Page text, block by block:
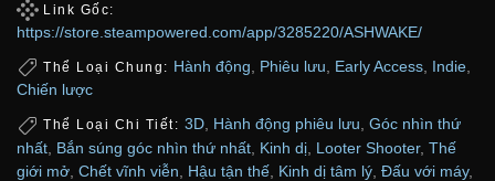
Link Gốc:
https://store.steampowered.com/app/3285220/ASHWAKE/
Thể Loại Chung: Hành động Phiêu lưu Early Access Indie
Chiến lược
Thể Loại Chi Tiết: 3D, Hành động phiêu lưu, Góc nhìn thứ
nhất Bắn súng góc nhìn thứ nhất Kinh dị Looter Shooter, Thế
giới mở Chết vĩnh viễn Hậu tận thế Kinh dị tâm lý Đấu với máy,